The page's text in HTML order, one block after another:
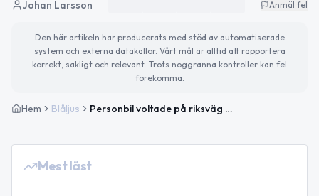
Johan Larsson Anmäl fel
Den här artikeln har producerats med stöd av automatiserade
system och externa datakällor. Vårt mål är alltid att rapportera
korrekt, sakligt och relevant. Trots noggranna kontroller kan fel
förekomma.
Hem Blåljus Personbil voltade på riksväg 13 nära Klippan
Mest läst